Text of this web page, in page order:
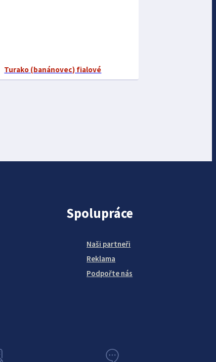
Turako (banánovec) fialové
Spolupráce
Naši partneři
Reklama
Podpořte nás